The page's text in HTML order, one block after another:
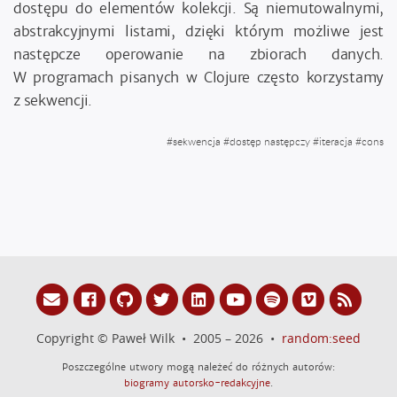
dostępu do elementów kolekcji. Są niemutowalnymi,
abstrakcyjnymi listami, dzięki którym możliwe jest
następcze operowanie na zbiorach danych.
W programach pisanych w Clojure często korzystamy
z sekwencji.
#sekwencja #dostęp następczy#iteracja #cons
Copyright © Paweł Wilk • 2005 – 2026 • random:seed
Poszczególne utwory mogą należeć do różnych autorów:
biogramy autorsko-redakcyjne